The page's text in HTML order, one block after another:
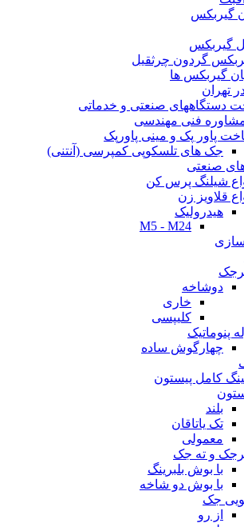
گیربکس
گیربکس
گردون چرثقیل
گیربکس ها
تهران
دستگاههای صنعتی و خدماتی
فنی مهندسی
پاور پک و مینی پاورپک
جک های تلسکوپی کمپرسی (آنتنی)
صنعتی
شیلنگ پرس کن
قلاویز زن
هیدرولیک
M5 - M24
دوشاخه
خاری
کلیپسی
پنوماتیک
چهارگوش ساده
کامل پیستون
بلند
تک یاتاقان
معمولی
و ته جک
با بوش بلبرینگ
با بوش دو شاخه
جک
از رو